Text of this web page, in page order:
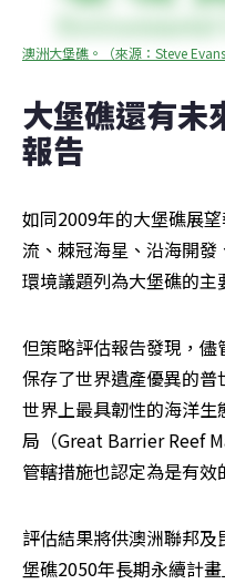
澳洲大堡礁。（來源：Steve Evans
大堡礁還有未
報告
如同2009年的大堡礁展
流、棘冠海星、沿海開
環境議題列為大堡礁的主
但策略評估報告發現，
保存了世界遺產優異的
世界上最具韌性的海洋
局（Great Barrier Reef
管轄措施也認定為是有效
評估結果將供澳洲聯邦
堡礁2050年長期永續計